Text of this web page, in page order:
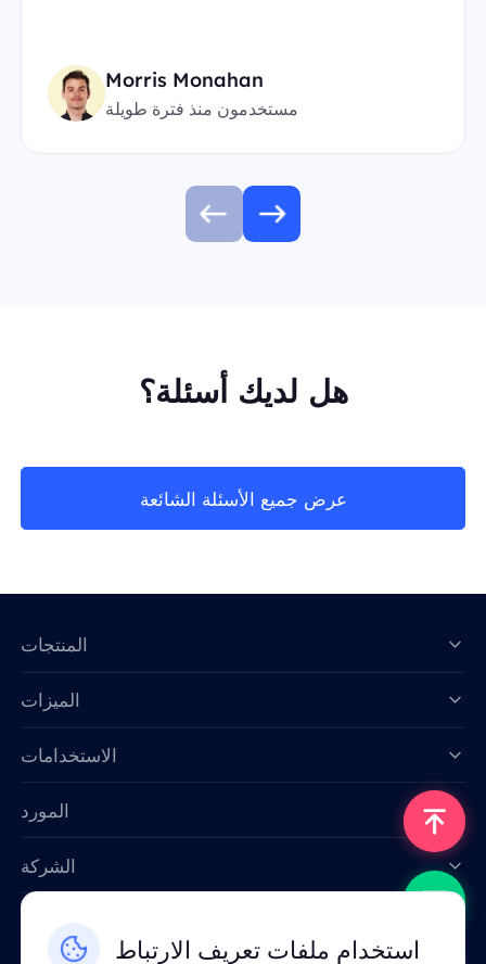
Morris Monahan
مستخدمون منذ فترة طويلة
هل لديك أسئلة؟
عرض جميع الأسئلة الشائعة
استخدام ملفات تعريف الارتباط
المنتجات
الميزات
الاستخدامات
المورد
الشركة